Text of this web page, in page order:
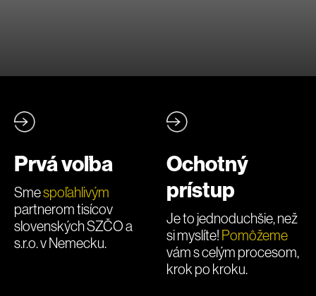
Prvá voľba
Smespoľahlivým
partnerom tisícov
slovenských SZČO a
s.r.o. v Nemecku.
Ochotný
prístup
Je to jednoduchšie, než
si myslíte! Pomôžeme
vám s celým procesom,
krok po kroku.